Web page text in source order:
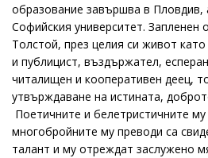
образование завършва в Пловдив,
Софийския университет. Запленен
Толстой, през целия си живот
и публицист, въздържател,
читалищен и кооперативен деец,
утвърждаване на истината,
Поетичните и белетристичните
многобройните му преводи са
талант и му отреждат заслужено